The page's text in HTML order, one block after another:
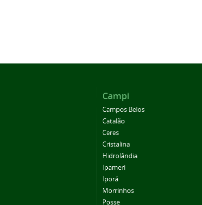
Campi
Campos Belos
Catalão
Ceres
Cristalina
Hidrolândia
Ipameri
Iporá
Morrinhos
Posse